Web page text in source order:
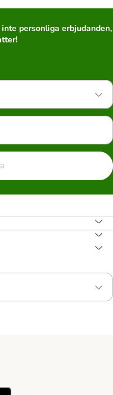
personliga erbjudanden,